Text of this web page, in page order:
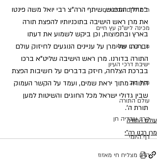
ת"ת לחם הביכורים
מכינה ליש"ק עץ חיים
מרן הרב עמאר
ישיבת דרכי העיון
מזל טוב
עולם התורה
הרב עובדיה חן
דף היומי
הרב מצליח חי מאזוז
במהלך המפגש, שיתף הרה"צ רבי יואל משה פינטו
את מרן ראש הישיבה בתוכניותיו להפצת תורה
בארץ ובתפוצות, וכן ביקש לשמוע את דעתו
וברכתו של מרן על עניינים הנוגעים לחיזוק עולם
התורה בדורנו. מרן ראש הישיבה שליט"א ברכו
בברכת הצלחה, חיזק בדברים על חשיבות הפצת
התורה מתוך יראת שמים, ועמד על הקשר העמוק
שבין גדולי ישראל מכל החוגים והשיטות למען
תורת ה'.
עולם התורה
מרן רבנו רה"י